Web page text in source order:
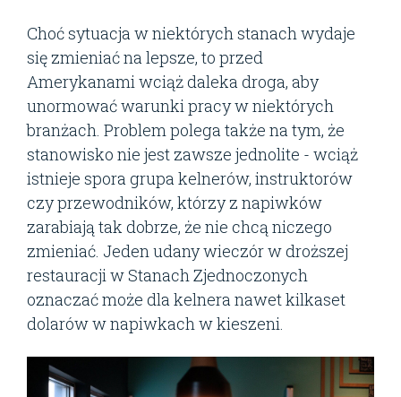
Choć sytuacja w niektórych stanach wydaje
się zmieniać na lepsze, to przed
Amerykanami wciąż daleka droga, aby
unormować warunki pracy w niektórych
branżach. Problem polega także na tym, że
stanowisko nie jest zawsze jednolite - wciąż
istnieje spora grupa kelnerów, instruktorów
czy przewodników, którzy z napiwków
zarabiają tak dobrze, że nie chcą niczego
zmieniać. Jeden udany wieczór w droższej
restauracji w Stanach Zjednoczonych
oznaczać może dla kelnera nawet kilkaset
dolarów w napiwkach w kieszeni.